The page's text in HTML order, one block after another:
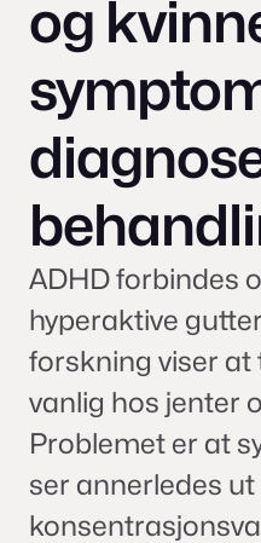
og
ADHD forbindes
hyperaktive
forskning viser at
vanlig hos jenter
Problemet er at
ser annerledes